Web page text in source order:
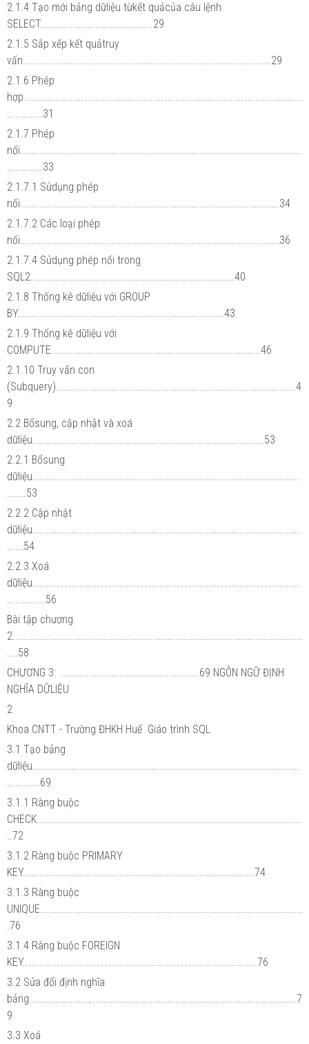
2.1.4 Tạo mới bảng dữliệu từkết quảcủa câu lệnh
SELECT.........................................29
2.1.5 Sắp xếp kết quảtruy
vấn..........................................................................................29
2.1.6 Phép
hợp.....................................................................................................
.............31
2.1.7 Phép
nối......................................................................................................
.............33
2.1.7.1 Sửdụng phép
nối..............................................................................................34
2.1.7.2 Các loại phép
nối..............................................................................................36
2.1.7.4 Sửdụng phép nối trong
SQL2..........................................................................40
2.1.8 Thống kê dữliệu với GROUP
BY...........................................................................43
2.1.9 Thống kê dữliệu với
COMPUTE............................................................................46
2.1.10 Truy vấn con
(Subquery).......................................................................................4
9
2.2 Bổsung, cập nhật và xoá
dữliệu....................................................................................53
2.2.1 Bổsung
dữliệu.................................................................................................
.......53
2.2.2 Cập nhật
dữliệu.................................................................................................
......54
2.2.3 Xoá
dữliệu.................................................................................................
..............56
Bài tập chương
2.........................................................................................................
....58
CHƯƠNG 3: ..................................................69 NGÔN NGỮ ĐỊNH
NGHĨA DỮLIỆU
2
Khoa CNTT - Trường ĐHKH Huế Giáo trình SQL
3.1 Tạo bảng
dữliệu.................................................................................................
............69
3.1.1 Ràng buộc
CHECK................................................................................................
..72
3.1.2 Ràng buộc PRIMARY
KEY....................................................................................74
3.1.3 Ràng buộc
UNIQUE...............................................................................................
.76
3.1.4 Ràng buộc FOREIGN
KEY.....................................................................................76
3.2 Sửa đổi định nghĩa
bảng.................................................................................................7
9
3.3 Xoá